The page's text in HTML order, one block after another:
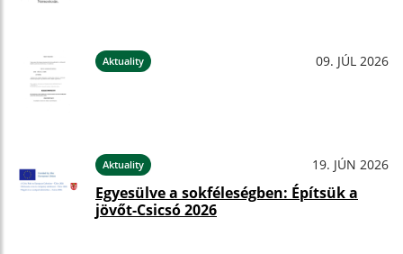
Aktuality 09. JÚL 2026
Aktuality 19. JÚN 2026
Egyesülve a sokféleségben: Építsük a
jövőt-Csicsó 2026